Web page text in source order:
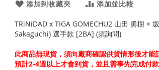
添加到收藏夾 添加並比較
TRiNiDAD x TIGA GOMECHU2 山田 勇樹 ×
Sakaguchi) 選手款 [2BA] (須詢問)
此商品無現貨，須向廠商確認供貨情形後才能
預計2-4週以上才會到貨，並且需事先完成付款